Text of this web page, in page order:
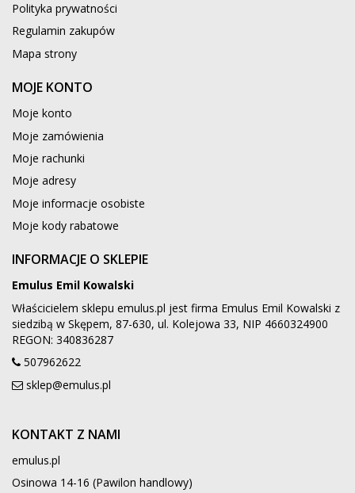
Polityka prywatności
Regulamin zakupów
Mapa strony
MOJE KONTO
Moje konto
Moje zamówienia
Moje rachunki
Moje adresy
Moje informacje osobiste
Moje kody rabatowe
INFORMACJE O SKLEPIE
Emulus Emil Kowalski
Właścicielem sklepu emulus.pl jest firma Emulus Emil Kowalski z
siedzibą w Skępem, 87-630, ul. Kolejowa 33, NIP 4660324900
REGON: 340836287
507962622
sklep@emulus.pl
KONTAKT Z NAMI
emulus.pl
Osinowa 14-16 (Pawilon handlowy)